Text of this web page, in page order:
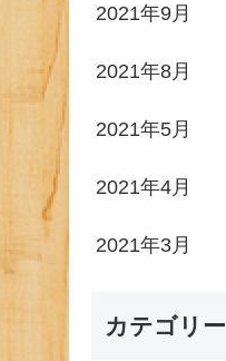
2021年9月
2021年8月
2021年5月
2021年4月
2021年3月
カテゴリー